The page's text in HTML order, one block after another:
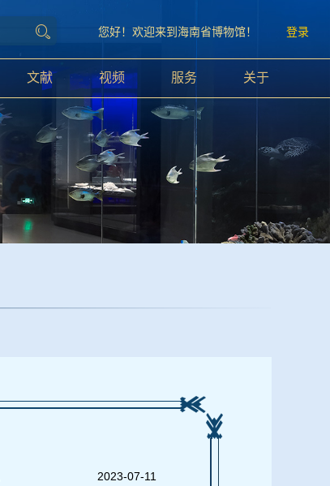
您好！欢迎来到海南省博物馆！ 登录
文献 视频 服务 关于
2023-07-11